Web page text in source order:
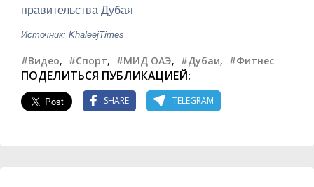
правительства Дубая
Источник: KhaleejTimes
#Видео, #Спорт, #МИД ОАЭ, #Дубаи, #Фитнес
ПОДЕЛИТЬСЯ ПУБЛИКАЦИЕЙ:
SHARE TELEGRAM